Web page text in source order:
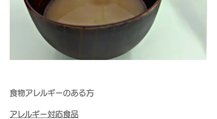
食物アレルギーのある方
アレルギー対応食品